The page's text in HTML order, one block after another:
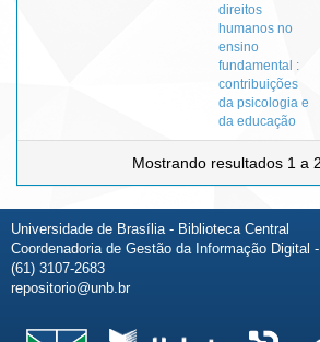
direitos
humanos no
ensino
fundamental :
contribuições
da psicologia e
da educação
Mostrando resultados 1 a
Universidade de Brasília - Biblioteca Central
Coordenadoria de Gestão da Informação Digital
(61) 3107-2683
repositorio@unb.br